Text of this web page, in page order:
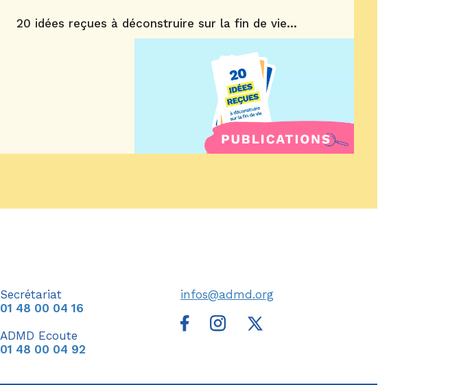
20 idées reçues à déconstruire sur la fin de vie...
Secrétariat
01 48 00 04 16
ADMD Ecoute
01 48 00 04 92
infos@admd.org